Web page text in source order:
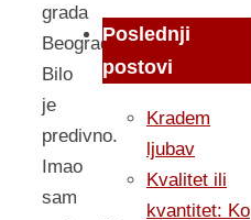
grada
Beograda.
Bilo
je
predivno.
Imao
sam
Poslednji
postovi
Kradem
ljubav
Kvalitet ili
kvantitet: Ko